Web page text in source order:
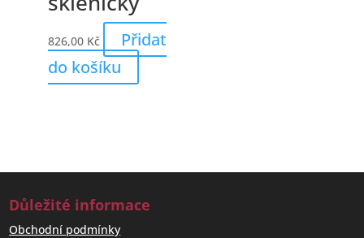
826,00 Kč
Přidat
do košíku
Důležité informace
Obchodní podmínky